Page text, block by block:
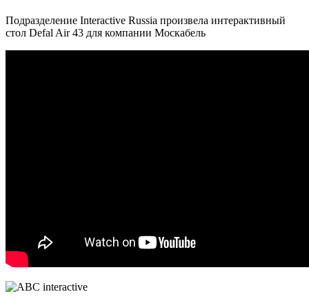
Подразделение Interactive Russia произвела интерактивный
стол Defal Air 43 для компании Москабель